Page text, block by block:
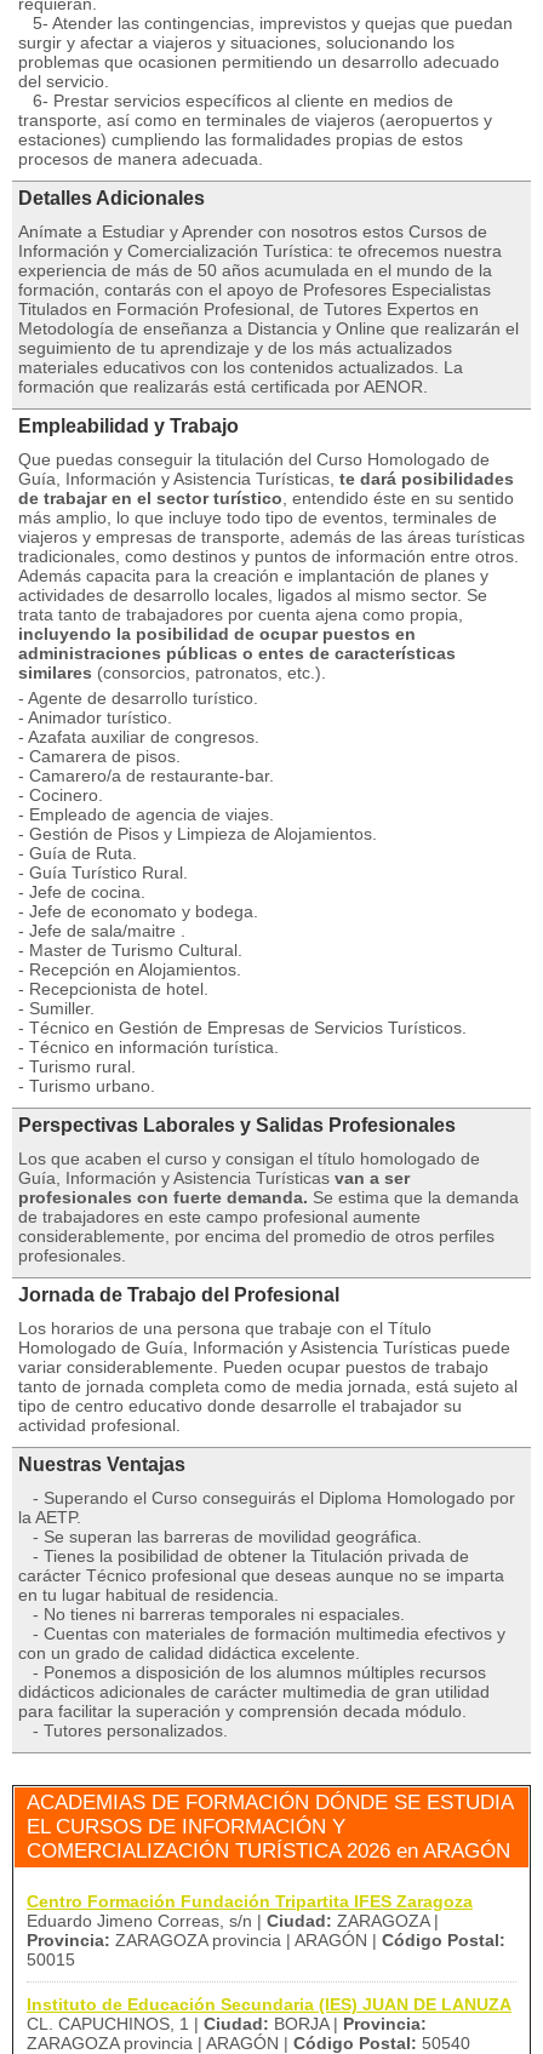
5- Atender las contingencias, imprevistos y quejas que puedan
surgir y afectar a viajeros y situaciones, solucionando los
problemas que ocasionen permitiendo un desarrollo adecuado
del servicio.
6- Prestar servicios específicos al cliente en medios de
transporte, así como en terminales de viajeros (aeropuertos y
estaciones) cumpliendo las formalidades propias de estos
procesos de manera adecuada.
Detalles Adicionales
Anímate a Estudiar y Aprender con nosotros estos Cursos de
Información y Comercialización Turística: te ofrecemos nuestra
experiencia de más de 50 años acumulada en el mundo de la
formación, contarás con el apoyo de Profesores Especialistas
Titulados en Formación Profesional, de Tutores Expertos en
Metodología de enseñanza a Distancia y Online que realizarán el
seguimiento de tu aprendizaje y de los más actualizados
materiales educativos con los contenidos actualizados. La
formación que realizarás está certificada por AENOR.
Empleabilidad y Trabajo
Que puedas conseguir la titulación del Curso Homologado de
Guía, Información y Asistencia Turísticas, te dará posibilidades
de trabajar en el sector turístico , entendido éste en su sentido
más amplio, lo que incluye todo tipo de eventos, terminales de
viajeros y empresas de transporte, además de las áreas turísticas
tradicionales, como destinos y puntos de información entre otros.
Además capacita para la creación e implantación de planes y
actividades de desarrollo locales, ligados al mismo sector. Se
trata tanto de trabajadores por cuenta ajena como propia,
incluyendo la posibilidad de ocupar puestos en
administraciones públicas o entes de características
similares (consorcios, patronatos, etc.).
- Agente de desarrollo turístico.
- Animador turístico.
- Azafata auxiliar de congresos.
- Camarera de pisos.
- Camarero/a de restaurante-bar.
- Cocinero.
- Empleado de agencia de viajes.
- Gestión de Pisos y Limpieza de Alojamientos.
- Guía de Ruta.
- Guía Turístico Rural.
- Jefe de cocina.
- Jefe de economato y bodega.
- Jefe de sala/maitre .
- Master de Turismo Cultural.
- Recepción en Alojamientos.
- Recepcionista de hotel.
- Sumiller.
- Técnico en Gestión de Empresas de Servicios Turísticos.
- Técnico en información turística.
- Turismo rural.
- Turismo urbano.
Perspectivas Laborales y Salidas Profesionales
Los que acaben el curso y consigan el título homologado de
Guía, Información y Asistencia Turísticas van a ser
profesionales con fuerte demanda. Se estima que la demanda
de trabajadores en este campo profesional aumente
considerablemente, por encima del promedio de otros perfiles
profesionales.
Jornada de Trabajo del Profesional
Los horarios de una persona que trabaje con el Título
Homologado de Guía, Información y Asistencia Turísticas puede
variar considerablemente. Pueden ocupar puestos de trabajo
tanto de jornada completa como de media jornada, está sujeto al
tipo de centro educativo donde desarrolle el trabajador su
actividad profesional.
Nuestras Ventajas
- Superando el Curso conseguirás el Diploma Homologado por
la AETP.
- Se superan las barreras de movilidad geográfica.
- Tienes la posibilidad de obtener la Titulación privada de
carácter Técnico profesional que deseas aunque no se imparta
en tu lugar habitual de residencia.
- No tienes ni barreras temporales ni espaciales.
- Cuentas con materiales de formación multimedia efectivos y
con un grado de calidad didáctica excelente.
- Ponemos a disposición de los alumnos múltiples recursos
didácticos adicionales de carácter multimedia de gran utilidad
para facilitar la superación y comprensión decada módulo.
- Tutores personalizados.
ACADEMIAS DE FORMACIÓN DÓNDE SE ESTUDIA
EL CURSOS DE INFORMACIÓN Y
COMERCIALIZACIÓN TURÍSTICA 2026 en ARAGÓN
Centro Formación Fundación Tripartita IFES Zaragoza
Eduardo Jimeno Correas, s/n | Ciudad: ZARAGOZA |
Provincia: ZARAGOZA provincia | ARAGÓN | Código Postal:
50015
Instituto de Educación Secundaria (IES) JUAN DE LANUZA
CL. CAPUCHINOS, 1 | Ciudad: BORJA | Provincia:
ZARAGOZA provincia | ARAGÓN | Código Postal: 50540